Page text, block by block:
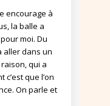
encourage à
la balle a
moi. Du
aller dans un
qui a
que l’on
On parle et